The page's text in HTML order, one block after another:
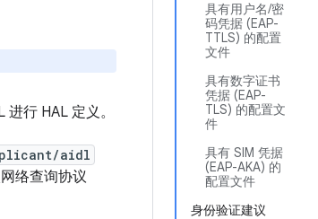
具有用户名/密
码凭据 (EAP-
TTLS) 的配置
文件
具有数字证书
凭据 (EAP-
TLS) 的配置文
件
具有 SIM 凭据
(EAP-AKA) 的
配置文件
身份验证建议
行 HAL 定义。
aidl
络查询协议